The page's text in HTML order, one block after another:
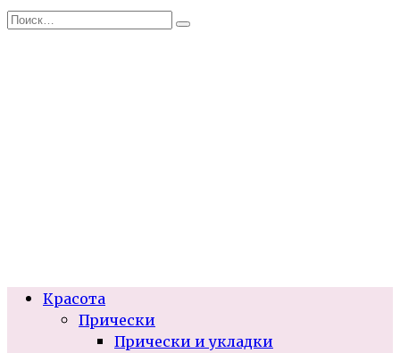
Перейти
Search
Красота
Прически
Прически и укладки